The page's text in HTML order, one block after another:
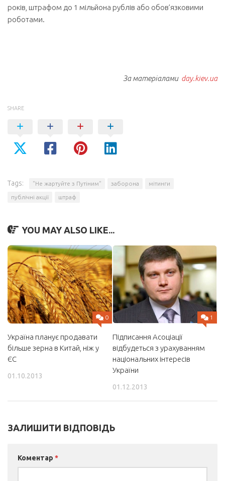
років, штрафом до 1 мільйона рублів або обов’язковими
роботами.
За матеріалами day.kiev.ua
SHARE
Tags: "Не жартуйте з Путіним" заборона мітинги
публічні акції штраф
YOU MAY ALSO LIKE...
0
Україна планує продавати
більше зерна в Китай, ніж у
ЄС
01.10.2013
1
Підписання Асоціації
відбудеться з урахуванням
національних інтересів
України
01.12.2013
ЗАЛИШИТИ ВІДПОВІДЬ
Коментар *